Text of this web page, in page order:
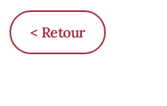
< Retour